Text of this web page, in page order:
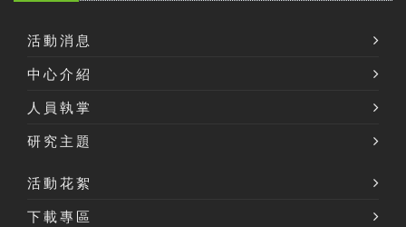
活動消息
中心介紹
人員執掌
研究主題
活動花絮
下載專區